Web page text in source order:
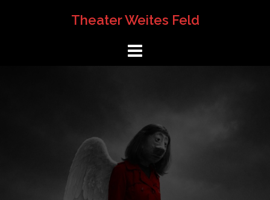
Theater Weites Feld